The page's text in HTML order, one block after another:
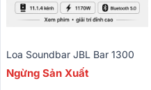
Loa Soundbar JBL Bar 1300
Ngừng Sản Xuất